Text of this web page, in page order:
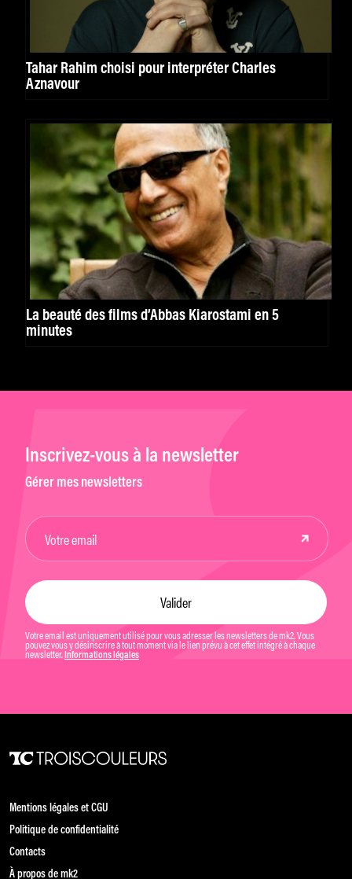
Tahar Rahim choisi pour interpréter Charles
Aznavour
La beauté des films d’Abbas Kiarostami en 5
minutes
Inscrivez-vous à la newsletter
Gérer mes newsletters
Votre email est uniquement utilisé pour vous adresser les newsletters de mk2. Vous
pouvez vous y désinscrire à tout moment via le lien prévu à cet effet intégré à chaque
newsletter. Informations légales
Mentions légales et CGU
Politique de confidentialité
Contacts
À propos de mk2